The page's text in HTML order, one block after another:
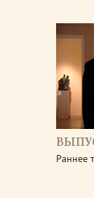
Раннее